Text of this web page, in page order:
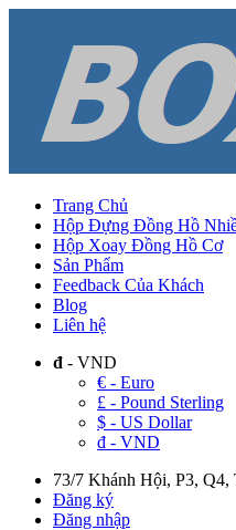
Trang Chủ
Hộp Đựng Đồng Hồ
Hộp Xoay Đồng Hồ Cơ
Sản Phẩm
Feedback Của Khách
Blog
Liên hệ
đ - VND
€ - Euro
£ - Pound Sterling
$ - US Dollar
đ - VND
73/7 Khánh Hội, P3,
Đăng ký
Đăng nhập